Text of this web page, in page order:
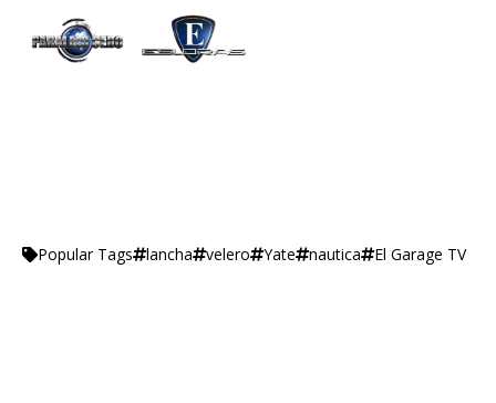
Popular Tags lancha velero Yate nautica El Garage TV